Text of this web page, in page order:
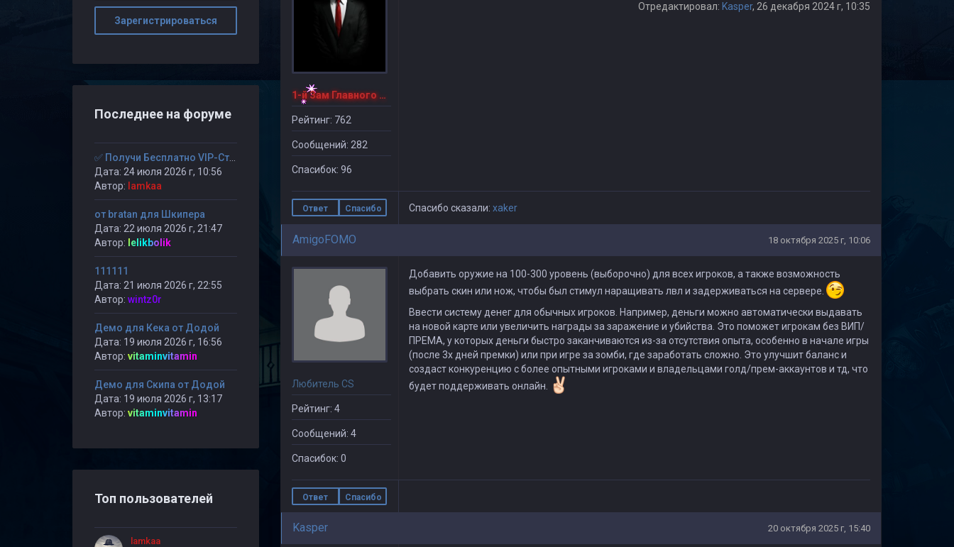
1-й Зам Главного Админа
Рейтинг: 762
Сообщений: 282
Спасибок: 96
Отредактировал: Kasper, 26 декабря 2024 г, 10:35
Ответ Спасибо Спасибо сказали: xaker
AmigoFOMO 18 октября 2025 г, 10:06
Любитель CS
Рейтинг: 4
Сообщений: 4
Спасибок: 0
Добавить оружие на 100-300 уровень (выборочно) для всех игроков, а также возможность
выбрать скин или нож, чтобы был стимул наращивать лвл и задерживаться на сервере.
Ввести систему денег для обычных игроков. Например, деньги можно автоматически выдавать
на новой карте или увеличить награды за заражение и убийства. Это поможет игрокам без ВИП/
ПРЕМА, у которых деньги быстро заканчиваются из-за отсутствия опыта, особенно в начале игры
(после 3х дней премки) или при игре за зомби, где заработать сложно. Это улучшит баланс и
создаст конкуренцию с более опытными игроками и владельцами голд/прем-аккаунтов и тд, что
будет поддерживать онлайн.
Ответ Спасибо
Kasper 20 октября 2025 г, 15:40
Зарегистрироваться
Последнее на форуме
Дата: 24 июля 2026 г, 10:56
Автор: lamkaa
от bratan для Шкипера
Дата: 22 июля 2026 г, 21:47
Автор: lelikbolik
111111
Дата: 21 июля 2026 г, 22:55
Автор: wintz0r
Демо для Кека от Додой
Дата: 19 июля 2026 г, 16:56
Автор: vitaminvitamin
Демо для Скипа от Додой
Дата: 19 июля 2026 г, 13:17
Автор: vitaminvitamin
Топ пользователей
lamkaa